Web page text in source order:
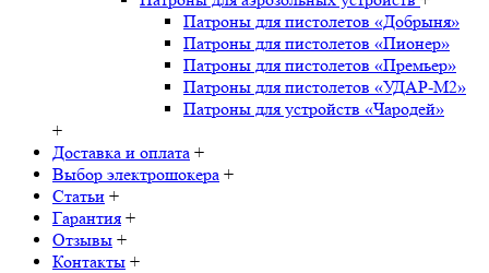
Патроны для пистолетов «Добрыня»
Патроны для пистолетов «Пионер»
Патроны для пистолетов «Премьер»
Патроны для пистолетов «УДАР-M2»
Патроны для устройств «Чародей»
+
Доставка и оплата +
Выбор электрошокера +
Статьи +
Гарантия +
Отзывы +
Контакты +